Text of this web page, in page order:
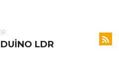
LDR